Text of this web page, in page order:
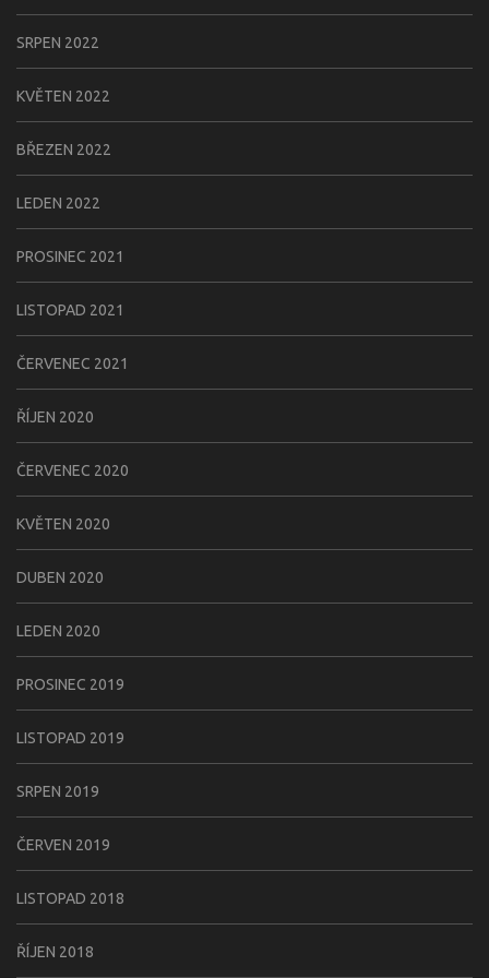
SRPEN 2022
KVĚTEN 2022
BŘEZEN 2022
LEDEN 2022
PROSINEC 2021
LISTOPAD 2021
ČERVENEC 2021
ŘÍJEN 2020
ČERVENEC 2020
KVĚTEN 2020
DUBEN 2020
LEDEN 2020
PROSINEC 2019
LISTOPAD 2019
SRPEN 2019
ČERVEN 2019
LISTOPAD 2018
ŘÍJEN 2018